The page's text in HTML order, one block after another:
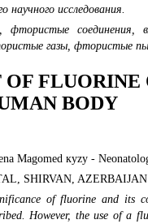
исследования.
соединения,
газы, фтористые
FLUORINE
BODY
Magomed кyzy -
SHIRVAN,
of fluorine and its
However, the use of a